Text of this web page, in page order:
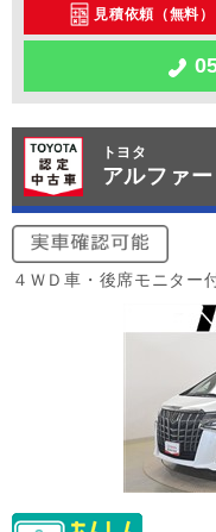
見積依頼（無料）
トヨタ
アルファ
４ＷＤ車・後席モニター